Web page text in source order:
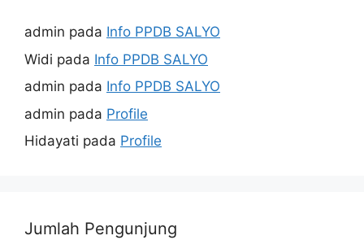
admin pada Info PPDB SALYO
Widi pada Info PPDB SALYO
admin pada Info PPDB SALYO
admin pada Profile
Hidayati pada Profile
Jumlah Pengunjung